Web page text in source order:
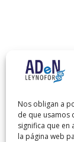
Nos obligan a
de que usamos
significa que
la página web